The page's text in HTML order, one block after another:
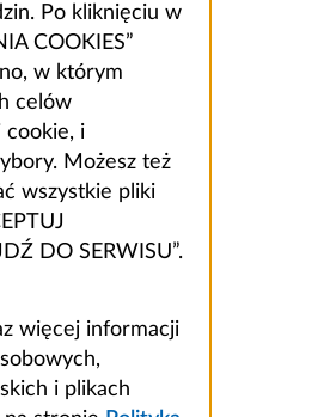
Po kliknięciu w
COOKIES”
w którym
celów
cookie, i
Możesz też
wszystkie pliki
DO SERWISU”.
więcej informacji
i plikach